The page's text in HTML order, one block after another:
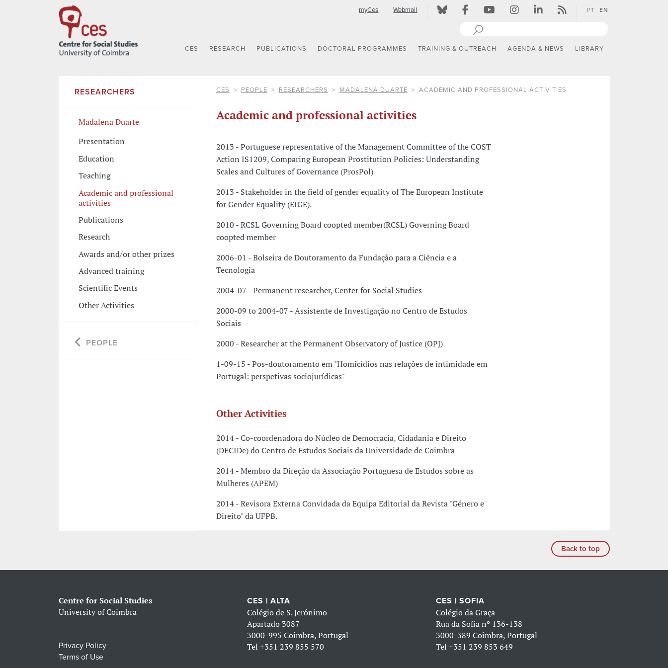
myCes Webmail PT EN
CES RESEARCH PUBLICATIONS DOCTORAL PROGRAMMES TRAINING & OUTREACH AGENDA & NEWS LIBRARY
RESEARCHERS
Madalena Duarte
Presentation
Education
Teaching
Academic and professional
activities
Publications
Research
Awards and/or other prizes
Advanced training
Scientific Events
Other Activities
PEOPLE
CES PEOPLE RESEARCHERS MADALENA DUARTE ACADEMIC AND PROFESSIONAL ACTIVITIES
Academic and professional activities
2013 - Portuguese representative of the Management Committee of the COST
Action IS1209, Comparing European Prostitution Policies: Understanding
Scales and Cultures of Governance (ProsPol)
2013 - Stakeholder in the field of gender equality of The European Institute
for Gender Equality (EIGE).
2010 - RCSL Governing Board coopted member(RCSL) Governing Board
coopted member
2006-01 - Bolseira de Doutoramento da Fundação para a Ciência e a
Tecnologia
2004-07 - Permanent researcher, Center for Social Studies
2000-09 to 2004-07 - Assistente de Investigação no Centro de Estudos
Sociais
2000 - Researcher at the Permanent Observatory of Justice (OPJ)
1-09-15 - Pos-doutoramento em "Homicídios nas relações de intimidade em
Portugal: perspetivas sociojurídicas"
Other Activities
2014 - Co-coordenadora do Núcleo de Democracia, Cidadania e Direito
(DECIDe) do Centro de Estudos Sociais da Universidade de Coimbra
2014 - Membro da Direção da Associação Portuguesa de Estudos sobre as
Mulheres (APEM)
2014 - Revisora Externa Convidada da Equipa Editorial da Revista "Género e
Direito" da UFPB.
Back to top
Centre for Social Studies
University of Coimbra
Privacy Policy
Terms of Use
CES | ALTA
Colégio de S. Jerónimo
Apartado 3087
3000-995 Coimbra, Portugal
Tel+351 239 855 570
CES | SOFIA
Colégio da Graça
Rua da Sofia nº 136-138
3000-389 Coimbra, Portugal
Tel +351 239 853 649